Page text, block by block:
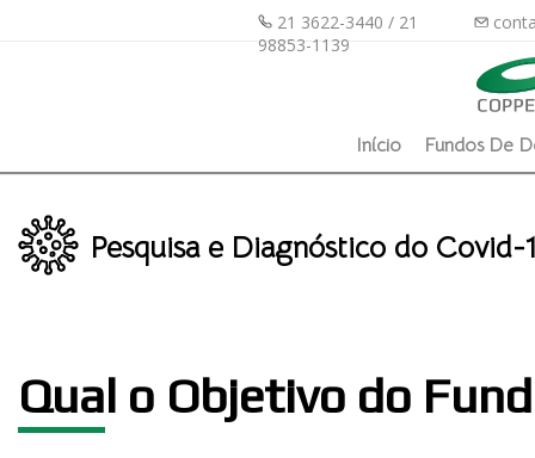
21 3622-3440 / 21
98853-1139
Início Fundos De
Pesquisa e Diagnóstico do Covid-
Qual o Objetivo do